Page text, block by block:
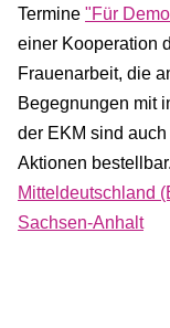
Termine "Für
einer Kooperation
Frauenarbeit, die
Begegnungen mit
der EKM sind
Aktionen bestellbar.
Mitteldeutschland
Sachsen-Anhalt